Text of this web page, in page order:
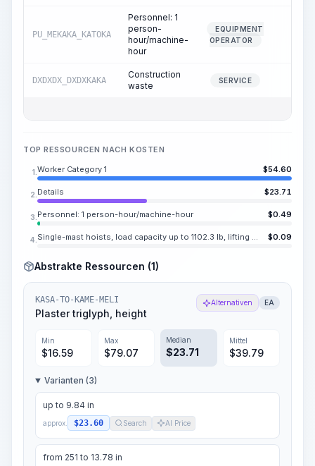
PU_MEKAKA_KATOKA
Personnel: 1
person-
hour/machine-
hour
EQUIPMENT
OPERATOR
DXDXDX_DXDXKAKA
Construction
waste
SERVICE
TOP RESSOURCEN NACH KOSTEN
1. Worker Category 1 $54.60
2. Details $23.71
3. Personnel: 1 person-hour/machine-hour $0.49
4. Single-mast hoists, load capacity up to 1102.3 lb, lifting height 147.6 ft $0.09
Abstrakte Ressourcen (1)
KASA-TO-KAME-MELI
Plaster triglyph, height
Alternativen EA
Min
$16.59
Max
$79.07
Median
$23.71
Mittel
$39.79
Varianten (3)
up to 9.84 in
approx. $23.60 Search AI Price
from 251 to 13.78 in